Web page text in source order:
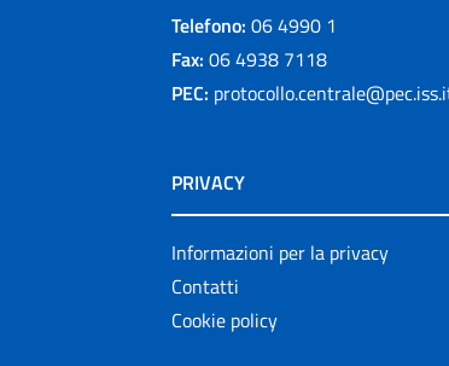
Telefono: 06 4990 1
Fax: 06 4938 7118
PEC:
PRIVACY
Informazioni per la privacy
Contatti
Cookie policy